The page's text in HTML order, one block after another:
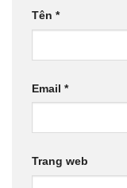
Tên *
Email *
Trang web